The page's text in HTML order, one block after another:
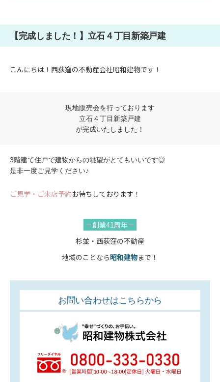
【完成しました！】立石４丁目新築戸建
こんにちは！西荻窪の不動産会社昭和建物です！
現地販売会を行っております
立石４丁目新築戸建
が完成いたしました！
3階建て住戸で建物からの眺望がとてもいいです◎
是非一度ご見学ください♪
ご見学・ご来店予約お待ちしております！
－創業41周年－
杉並・西荻窪の不動産
地域のことなら昭和建物まで！
お問い合わせはこちらから